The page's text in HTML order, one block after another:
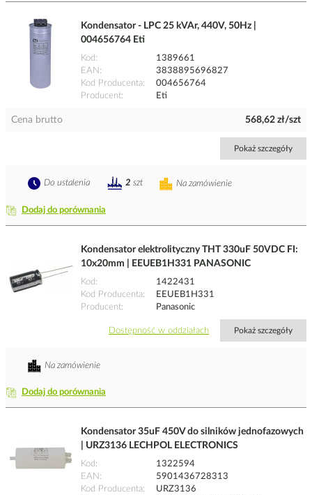
Kondensator - LPC 25 kVAr, 440V, 50Hz |
004656764 Eti
Kod
1389661
EAN
3838895696827
Kod Producenta
004656764
Producent
Eti
Cena brutto 568,62 zł/szt
Pokaż szczegóły
Dodaj do porównania
Na zamówienie
Do ustalenia 2 szt
Kondensator elektrolityczny THT 330uF 50VDC FI:
10x20mm | EEUEB1H331 PANASONIC
Kod
1422431
Kod Producenta
EEUEB1H331
Producent
Panasonic
Dostępność w oddziałach Pokaż szczegóły
Dodaj do porównania
Na zamówienie
Kondensator 35uF 450V do silników jednofazowych
| URZ3136 LECHPOL ELECTRONICS
Kod
1322594
EAN
5901436728313
Kod Producenta
URZ3136